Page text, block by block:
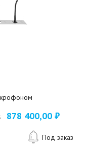
878 400,00 ₽
Под заказ